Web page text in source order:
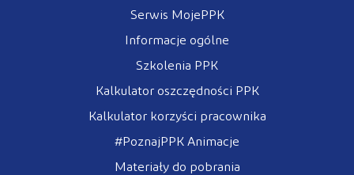
Serwis MojePPK
Informacje ogólne
Szkolenia PPK
Kalkulator oszczędności PPK
Kalkulator korzyści pracownika
#PoznajPPK Animacje
Materiały do pobrania